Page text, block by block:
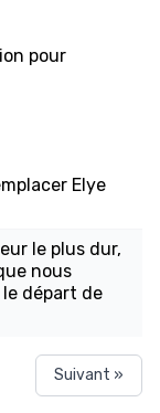
pour
Elye
le plus dur,
nous
le départ de
Suivant »